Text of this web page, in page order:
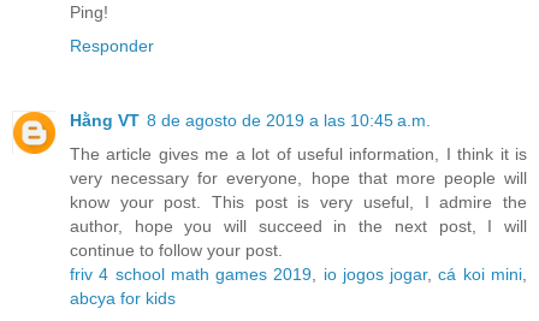
Ping!
Responder
Hằng VT 8 de agosto de 2019 a las 10:45 a.m.
The article gives me a lot of useful information, I think it is
very necessary for everyone, hope that more people will
know your post. This post is very useful, I admire the
author, hope you will succeed in the next post, I will
continue to follow your post.
friv 4 school math games 2019
io jogos jogar,cá koi mini
abcya for kids